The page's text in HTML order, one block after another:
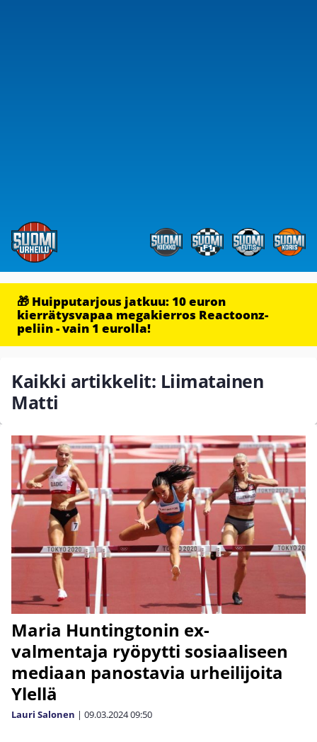
🎁 Huipputarjous jatkuu: 10 euron
kierrätysvapaa megakierros Reactoonz-
peliin - vain 1 eurolla!
Kaikki artikkelit: Liimatainen
Matti
Maria Huntingtonin ex-
valmentaja ryöpytti sosiaaliseen
mediaan panostavia urheilijoita
Ylellä
Lauri Salonen | 09.03.202409:50